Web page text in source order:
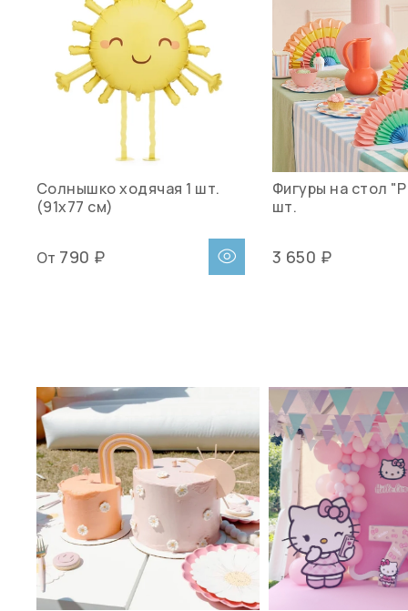
Солнышко ходячая 1 шт.
(91х77 см)
От 790 ₽
Фигуры на стол
шт.
3 650 ₽